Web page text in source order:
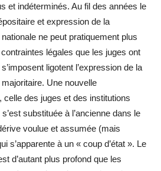
et indéterminés. Au fil des années le
et expression de la
ne peut pratiquement plus
légales que les juges ont
ligotent l’expression de la
Une nouvelle
celle des juges et des institutions
substituée à l’ancienne dans le
voulue et assumée (mais
s’apparente à un « coup d’état ». Le
d’autant plus profond que les